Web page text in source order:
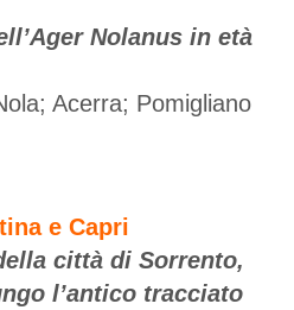
Nolanus in età
Acerra; Pomigliano
e Capri
città di Sorrento,
l’antico tracciato